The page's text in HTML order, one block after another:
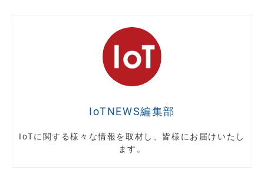
IoTNEWS編集部
IoTに関する様々な情報を取材し、皆様にお届けいたし
ます。